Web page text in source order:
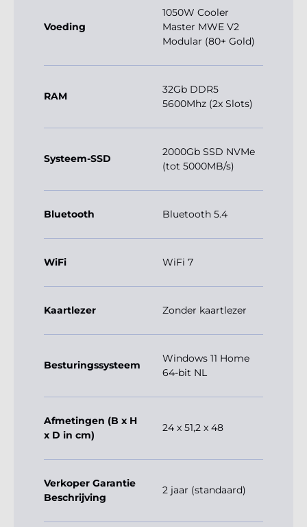
Voeding
1050W Cooler
Master MWE V2
Modular (80+ Gold)
RAM
32Gb DDR5
5600Mhz (2x Slots)
Systeem-SSD
2000Gb SSD NVMe
(tot 5000MB/s)
Bluetooth Bluetooth 5.4
WiFi WiFi 7
Kaartlezer Zonder kaartlezer
Besturingssysteem
Windows 11 Home
64-bit NL
Afmetingen (B x H
x D in cm)
24 x 51,2 x 48
Verkoper Garantie
Beschrijving
2 jaar (standaard)